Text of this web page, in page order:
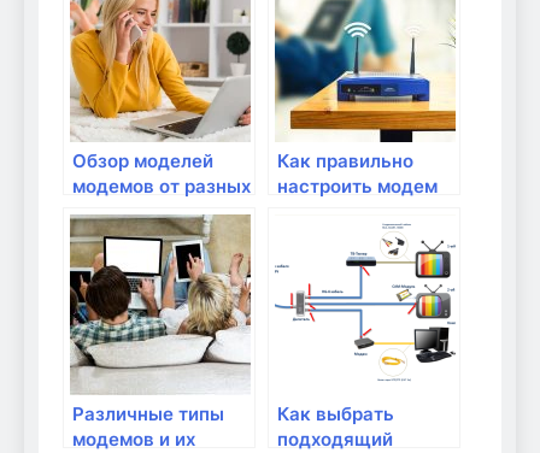
Обзор моделей
модемов от разных
производителей
Как правильно
настроить модем
через сетевой
кабель?
Различные типы
модемов и их
Как выбрать
подходящий